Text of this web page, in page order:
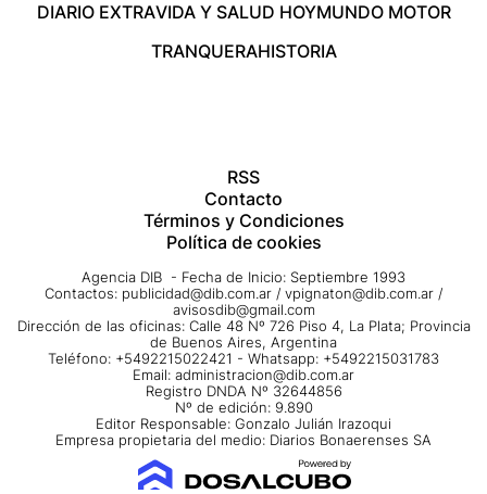
DIARIO EXTRAVIDA Y SALUD HOYMUNDO MOTOR
TRANQUERAHISTORIA
RSS
Contacto
Términos y Condiciones
Política de cookies
Agencia DIB - Fecha de Inicio: Septiembre 1993
Contactos: publicidad@dib.com.ar / vpignaton@dib.com.ar /
avisosdib@gmail.com
Dirección de las oficinas: Calle 48 Nº 726 Piso 4, La Plata; Provincia
de Buenos Aires, Argentina
Teléfono: +5492215022421 - Whatsapp: +5492215031783
Email: administracion@dib.com.ar
Registro DNDA Nº 32644856
Nº de edición: 9.890
Editor Responsable: Gonzalo Julián Irazoqui
Empresa propietaria del medio: Diarios Bonaerenses SA